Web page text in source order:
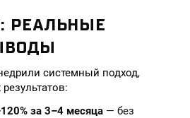
РЕАЛЬНЫЕ
системный подход,
за 3–4 месяца — без